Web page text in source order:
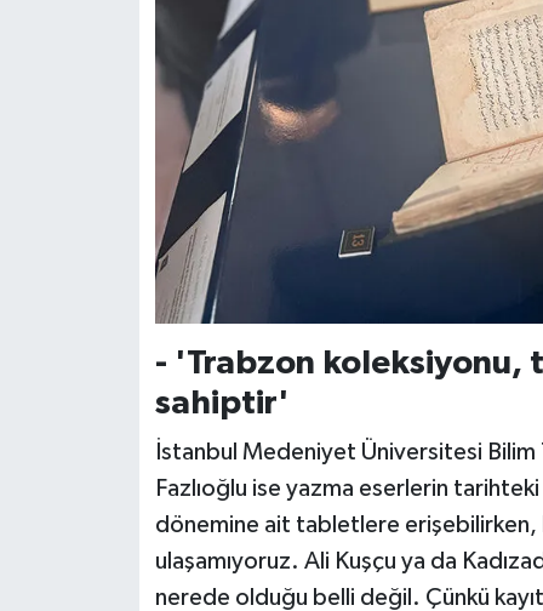
- 'Trabzon koleksiyonu,
sahiptir'
İstanbul Medeniyet Üniversitesi
Fazlıoğlu ise yazma eserlerin
dönemine ait tabletlere erişebilirken,
ulaşamıyoruz. Ali Kuşçu ya da
nerede olduğu belli değil. Çünkü
Nevşehir Müftülüğü
Niğde Müftülüğü
Ordu Müftülüğü
Osmaniye Müftülüğü
Rize Müftülüğü
Sakarya Müftülüğü
Samsun Müftülüğü
Siirt Müftülüğü
Sinop Müftülüğü